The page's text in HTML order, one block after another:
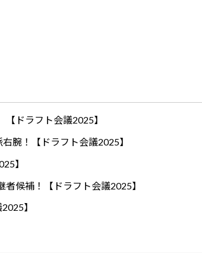
ドラフト会議2025】
腕！【ドラフト会議2025】
】
候補！【ドラフト会議2025】
】